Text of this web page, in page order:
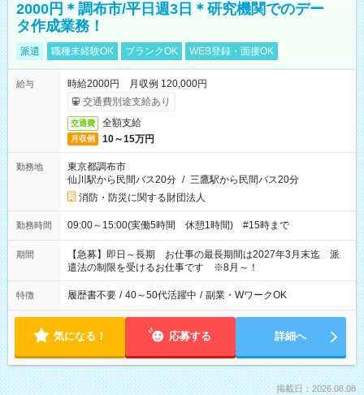
2000円＊調布市/平日週3日＊研究機関でのデー
タ作成業務！
派遣 職種未経験OK ブランクOK WEB登録・面接OK
給与
時給2000円 月収例 120,000円
交通費別途支給あり
交通費 全額支給
月収例 10～15万円
勤務地
東京都調布市
仙川駅から民間バス20分 / 三鷹駅から民間バス20分
消防・防災に関する財団法人
勤務時間 09:00～15:00(実働5時間 休憩1時間) #15時まで
期間
【急募】即日～長期 お仕事の最長期間は2027年3月末迄 派
遣法の制限を受けるお仕事です ※8月～！
特徴 履歴書不要 / 40～50代活躍中 / 副業・WワークOK
気になる！ 応募する 詳細へ
掲載日：2026.08.08